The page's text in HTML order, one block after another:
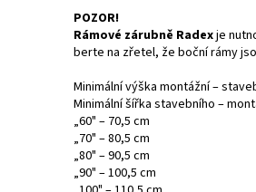
POZOR!
Rámové zárubně Radexje
berte na zřetel, že boční rámy
Minimální výška montážní –
Minimální šířka stavebního –
„60" – 70,5 cm
„70" – 80,5 cm
„80" – 90,5 cm
„90" – 100,5 cm